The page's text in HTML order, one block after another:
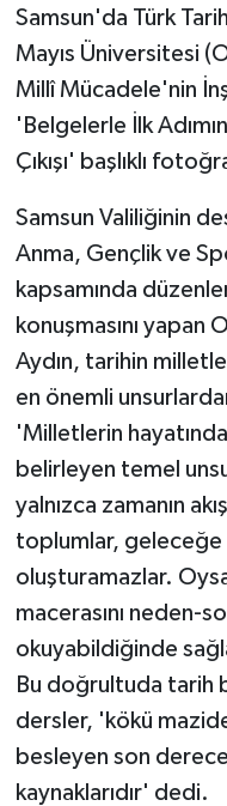
Samsun'da Türk
Mayıs Üniversitesi
Millî Mücadele'nin
'Belgelerle İlk
Çıkışı' başlıklı
Samsun Valiliğinin
Anma, Gençlik ve
kapsamında
konuşmasını
Aydın, tarihin
en önemli
'Milletlerin
belirleyen temel
yalnızca zamanın
toplumlar,
oluşturamazlar.
macerasını neden-
okuyabildiğinde
Bu doğrultuda tarih
dersler, 'kökü
besleyen son
kaynaklarıdır' dedi.